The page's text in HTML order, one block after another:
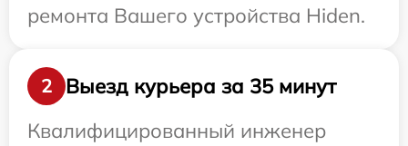
ремонта Вашего устройства Hiden.
2
Выезд курьера за 35 минут
Квалифицированный инженер